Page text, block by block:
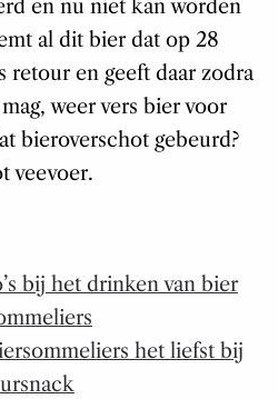
en nu niet kan worden
al dit bier dat op 28
retour en geeft daar zodra
weer vers bier voor
bieroverschot gebeurd?
veevoer.
bij het drinken van bier
het liefst bij